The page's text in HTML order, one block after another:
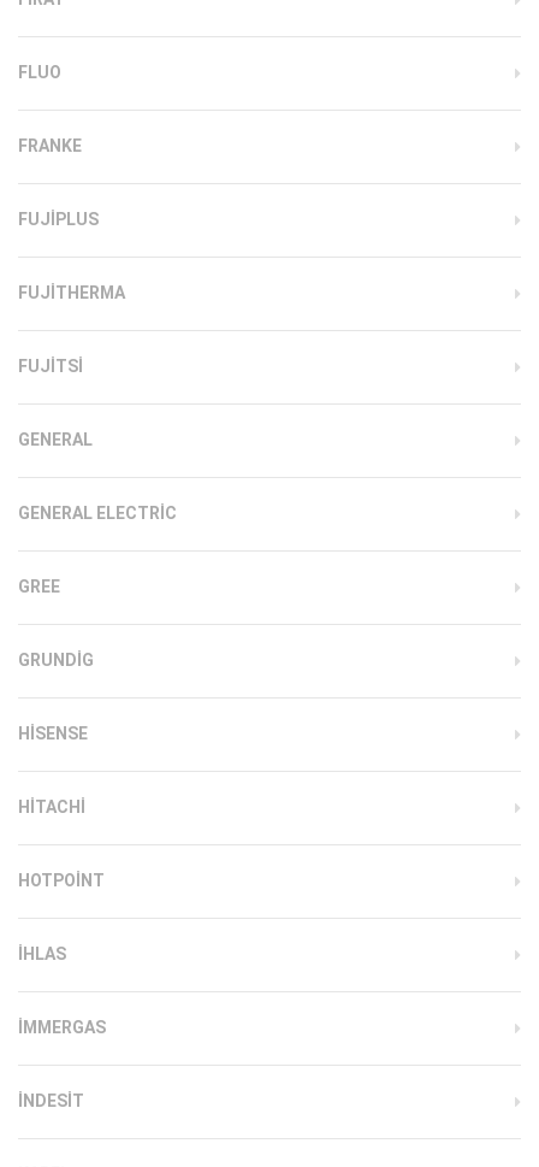
FLUO
FRANKE
FUJIPLUS
FUJITHERMA
FUJITSI
GENERAL
GENERAL ELECTRIC
GREE
GRUNDIG
HISENSE
HITACHI
HOTPOINT
IHLAS
İMMERGAS
INDESIT